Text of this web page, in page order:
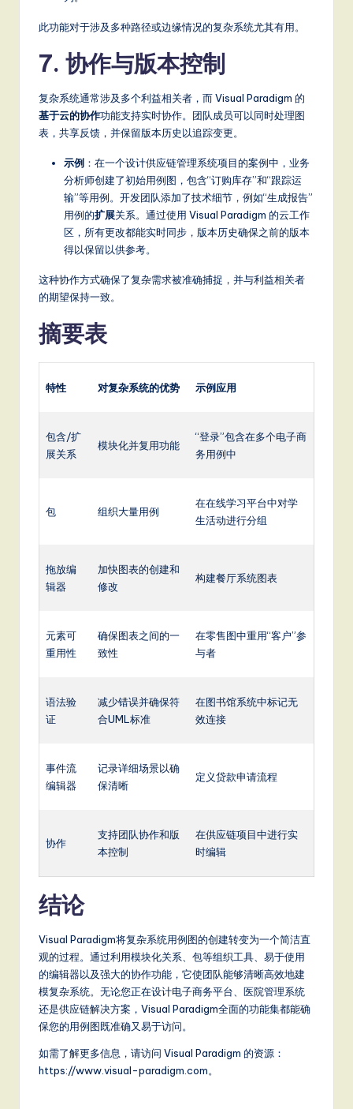
此功能对于涉及多种路径或边缘情况的复杂系统尤其有用。
7. 协作与版本控制
复杂系统通常涉及多个利益相关者，而 Visual Paradigm 的
基于云的协作功能支持实时协作。团队成员可以同时处理图
表，共享反馈，并保留版本历史以追踪变更。
示例 ：在一个设计供应链管理系统项目的案例中，业务
分析师创建了初始用例图，包含“订购库存”和“跟踪运
输”等用例。开发团队添加了技术细节，例如“生成报告”
用例的扩展关系。通过使用 Visual Paradigm 的云工作
区，所有更改都能实时同步，版本历史确保之前的版本
得以保留以供参考。
这种协作方式确保了复杂需求被准确捕捉，并与利益相关者
的期望保持一致。
摘要表
特性 对复杂系统的优势 示例应用
包含/扩
展关系
模块化并复用功能
“登录”包含在多个电子商
务用例中
包 组织大量用例
在在线学习平台中对学
生活动进行分组
拖放编
辑器
加快图表的创建和
修改
构建餐厅系统图表
元素可
重用性
确保图表之间的一
致性
在零售图中重用“客户”参
与者
语法验
证
减少错误并确保符
合UML标准
在图书馆系统中标记无
效连接
事件流
编辑器
记录详细场景以确
保清晰
定义贷款申请流程
协作
支持团队协作和版
本控制
在供应链项目中进行实
时编辑
结论
Visual Paradigm将复杂系统用例图的创建转变为一个简洁直
观的过程。通过利用模块化关系、包等组织工具、易于使用
的编辑器以及强大的协作功能，它使团队能够清晰高效地建
模复杂系统。无论您正在设计电子商务平台、医院管理系统
还是供应链解决方案，Visual Paradigm全面的功能集都能确
保您的用例图既准确又易于访问。
如需了解更多信息，请访问 Visual Paradigm 的资源：
https://www.visual-paradigm.com。